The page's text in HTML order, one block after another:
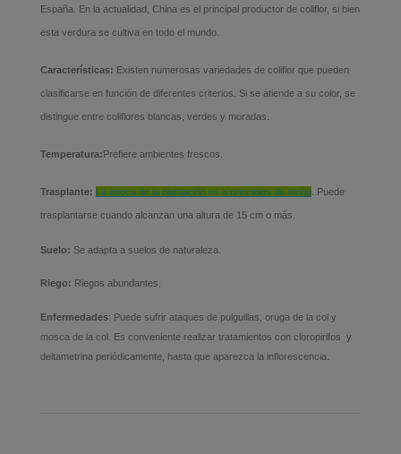
España. En la actualidad, China es el principal productor de coliflor, si bien
esta verdura se cultiva en todo el mundo.
Características: Existen numerosas variedades de coliflor que pueden
clasificarse en función de diferentes criterios. Si se atiende a su color, se
distingue entre coliflores blancas, verdes y moradas.
Temperatura: Prefiere ambientes frescos.
Trasplante: La época de la plantación es a principios de otoño Puede
trasplantarse cuando alcanzan una altura de 15 cm o más.
Suelo: Se adapta a suelos de naturaleza.
Riego: Riegos abundantes.
Enfermedades: Puede sufrir ataques de pulguillas, oruga de la col y
mosca de la col. Es conveniente realizar tratamientos con cloropirifos y
deltametrina periódicamente, hasta que aparezca la inflorescencia.